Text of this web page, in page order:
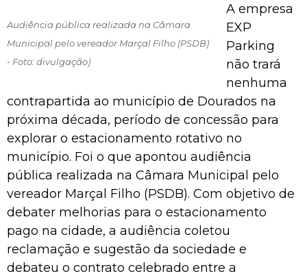
Audiência pública realizada na Câmara
Municipal pelo vereador Marçal Filho (PSDB)
- Foto: divulgação)
A empresa
EXP
Parking
não trará
nenhuma
contrapartida ao município de Dourados na
próxima década, período de concessão para
explorar o estacionamento rotativo no
município. Foi o que apontou audiência
pública realizada na Câmara Municipal pelo
vereador Marçal Filho (PSDB). Com objetivo de
debater melhorias para o estacionamento
pago na cidade, a audiência coletou
reclamação e sugestão da sociedade e
debateu o contrato celebrado entre a